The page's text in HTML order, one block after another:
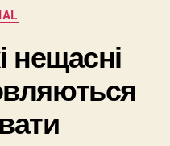
нещасні